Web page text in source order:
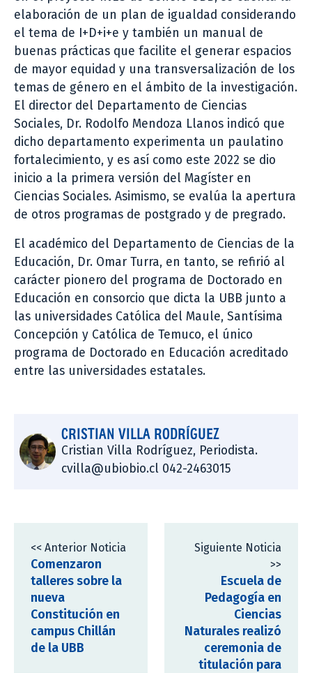
elaboración de un plan de igualdad considerando
el tema de I+D+i+e y también un manual de
buenas prácticas que facilite el generar espacios
de mayor equidad y una transversalización de los
temas de género en el ámbito de la investigación.
El director del Departamento de Ciencias
Sociales, Dr. Rodolfo Mendoza Llanos indicó que
dicho departamento experimenta un paulatino
fortalecimiento, y es así como este 2022 se dio
inicio a la primera versión del Magíster en
Ciencias Sociales. Asimismo, se evalúa la apertura
de otros programas de postgrado y de pregrado.
El académico del Departamento de Ciencias de la
Educación, Dr. Omar Turra, en tanto, se refirió al
carácter pionero del programa de Doctorado en
Educación en consorcio que dicta la UBB junto a
las universidades Católica del Maule, Santísima
Concepción y Católica de Temuco, el único
programa de Doctorado en Educación acreditado
entre las universidades estatales.
CRISTIAN VILLA RODRÍGUEZ
Cristian Villa Rodríguez, Periodista.
cvilla@ubiobio.cl 042-2463015
<< Anterior Noticia
Comenzaron
talleres sobre la
nueva
Constitución en
campus Chillán
de la UBB
Siguiente Noticia
>>
Escuela de
Pedagogía en
Ciencias
Naturales realizó
ceremonia de
titulación para